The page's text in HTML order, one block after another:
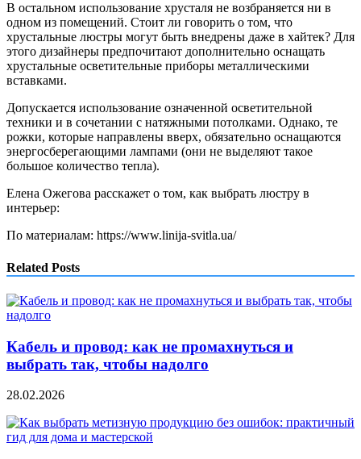
В остальном использование хрусталя не возбраняется ни в
одном из помещений. Стоит ли говорить о том, что
хрустальные люстры могут быть внедрены даже в хайтек? Для
этого дизайнеры предпочитают дополнительно оснащать
хрустальные осветительные приборы металлическими
вставками.
Допускается использование означенной осветительной
техники и в сочетании с натяжными потолками. Однако, те
рожки, которые направлены вверх, обязательно оснащаются
энергосберегающими лампами (они не выделяют такое
большое количество тепла).
Елена Ожегова расскажет о том, как выбрать люстру в
интерьер:
По материалам: https://www.linija-svitla.ua/
Related Posts
Кабель и провод: как не промахнуться и
выбрать так, чтобы надолго
28.02.2026